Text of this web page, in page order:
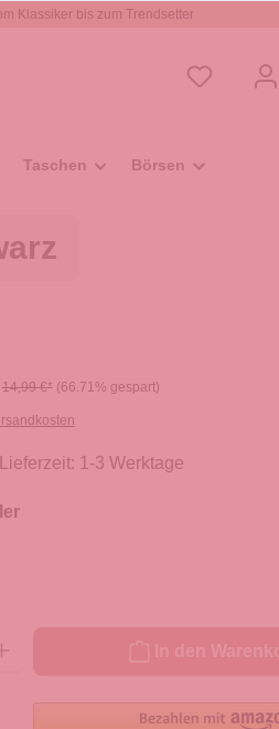
Klassiker bis zum Trendsetter
Taschen Börsen
14,99 €* (66.71% gespart)
1-3 Werktage